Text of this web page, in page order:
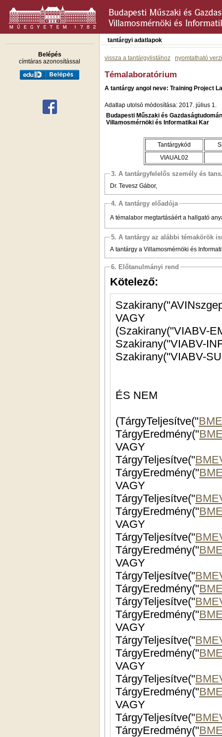
Belépés
címtáras azonosítással
tantárgyi adatlapok
vissza a tantárgylistához nyomtatható
Témalaboratórium
A tantárgy angol neve: Training Project
Adatlap utolsó módosítása: 2017. július 1.
Budapesti Műszaki és
Villamosmérnöki és Informatikai Kar
Tantárgykód
VIAUAL02
3. A tantárgyfelelős személy és
Dr. Tevesz Gábor,
4. A tantárgy előadója
A témalabor megtartásáért a hallgató
5. A tantárgy az alábbi témakörök
A tantárgy a Villamosmérnöki és
6. Előtanulmányi rend
Kötelező:
VAGY
ÉS NEM
(TárgyTeljesítve("
TárgyEredmény("
VAGY
TárgyTeljesítve("
TárgyEredmény("
VAGY
TárgyTeljesítve("
TárgyEredmény("
VAGY
TárgyTeljesítve("
TárgyEredmény("
VAGY
TárgyTeljesítve("
TárgyEredmény("
TárgyTeljesítve("
TárgyEredmény("
VAGY
TárgyTeljesítve("
TárgyEredmény("
VAGY
TárgyTeljesítve("
TárgyEredmény("
VAGY
TárgyTeljesítve("
TárgyEredmény("